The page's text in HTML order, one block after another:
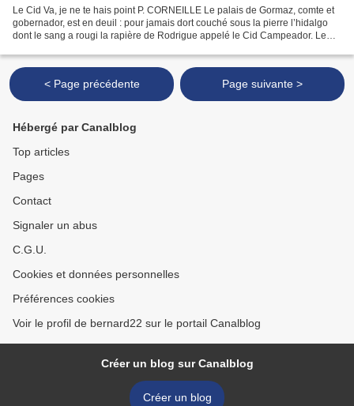
Le Cid Va, je ne te hais point P. CORNEILLE Le palais de Gormaz, comte et
gobernador, est en deuil : pour jamais dort couché sous la pierre l’hidalgo
dont le sang a rougi la rapière de Rodrigue appelé le Cid Campeador. Le
< Page précédente Page suivante >
Hébergé par Canalblog
Top articles
Pages
Contact
Signaler un abus
C.G.U.
Cookies et données personnelles
Préférences cookies
Voir le profil de bernard22 sur le portail Canalblog
Créer un blog sur Canalblog
Créer un blog